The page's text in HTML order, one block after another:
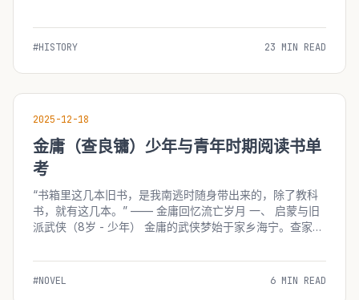
深刻记忆。然而，受限于当时的信息传播渠道、引进版本的
剪辑策略以及受众年龄层的...
#HISTORY 23 MIN READ
2025-12-18
金庸（查良镛）少年与青年时期阅读书单
考
“书箱里这几本旧书，是我南逃时随身带出来的，除了教科
书，就有这几本。” —— 金庸回忆流亡岁月 一、 启蒙与旧
派武侠（8岁 - 少年） 金庸的武侠梦始于家乡海宁。查家藏
派武侠小说。 1. 《荒江女侠》...
#NOVEL 6 MIN READ